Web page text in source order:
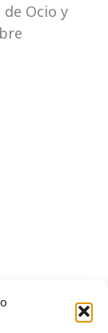
Ocio y
siguiente→